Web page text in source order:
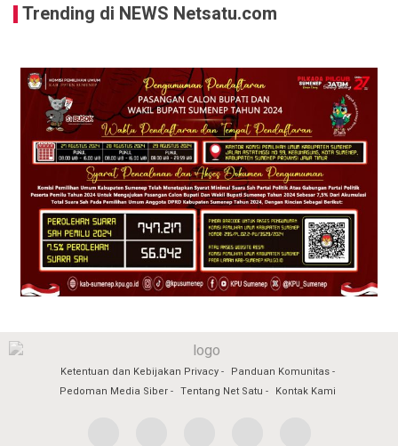
Trending di NEWS Netsatu.com
Ketentuan dan Kebijakan Privacy
Panduan Komunitas
Pedoman Media Siber
Tentang Net Satu Kontak Kami